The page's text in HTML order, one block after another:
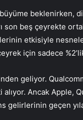
beklenirken,
son beş çeyrekte
etkisiyle
için sadece
geliyor.
Ancak Apple,
gelirlerinin geçen